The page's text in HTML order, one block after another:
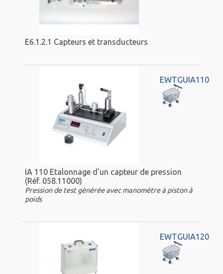
E6.1.2.1 Capteurs et transducteurs
EWTGUIA110
IA 110 Etalonnage d'un capteur de pression
(Réf. 058.11000)
Pression de test générée avec manomètre à piston à
poids
EWTGUIA120